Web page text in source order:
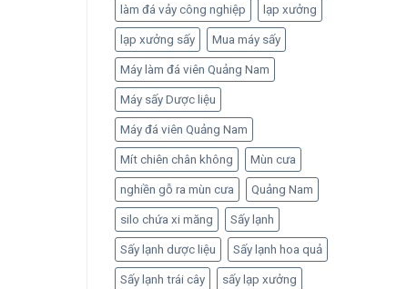
làm đá vảy công nghiệp lạp xưởng
lạp xưởng sấy Mua máy sấy
Máy làm đá viên Quảng Nam
Máy sấy Dược liệu
Máy đá viên Quảng Nam
Mít chiên chân không Mùn cưa
nghiền gỗ ra mùn cưa Quảng Nam
silo chứa xi măng Sấy lạnh
Sấy lạnh dược liệu Sấy lạnh hoa quả
Sấy lạnh trái cây sấy lạp xưởng